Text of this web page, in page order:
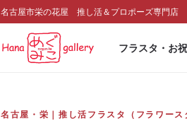
名古屋市栄の花屋 推し活＆プロポーズ専門店
フラスタ・お
名古屋・栄｜推し活フラスタ（フラワー